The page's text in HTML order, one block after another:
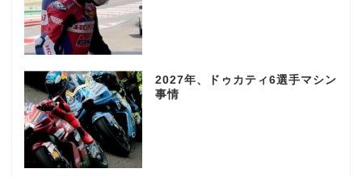
2027年、ドゥカティ6選手マシン
事情